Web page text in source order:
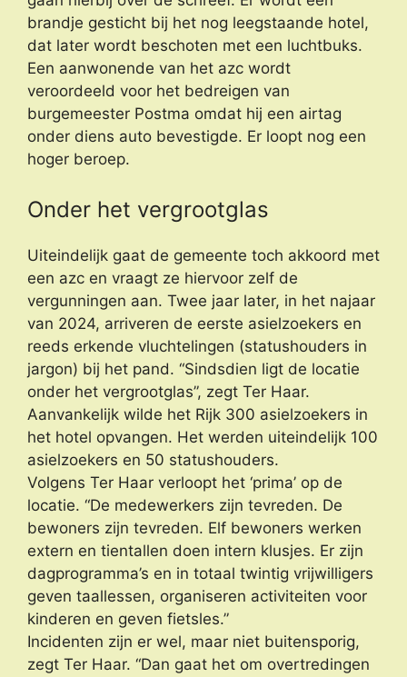
brandje gesticht bij het nog leegstaande hotel,
dat later wordt beschoten met een luchtbuks.
Een aanwonende van het azc wordt
veroordeeld voor het bedreigen van
burgemeester Postma omdat hij een airtag
onder diens auto bevestigde. Er loopt nog een
hoger beroep.
Onder het vergrootglas
Uiteindelijk gaat de gemeente toch akkoord met
een azc en vraagt ze hiervoor zelf de
vergunningen aan. Twee jaar later, in het najaar
van 2024, arriveren de eerste asielzoekers en
reeds erkende vluchtelingen (statushouders in
jargon) bij het pand. “Sindsdien ligt de locatie
onder het vergrootglas”, zegt Ter Haar.
Aanvankelijk wilde het Rijk 300 asielzoekers in
het hotel opvangen. Het werden uiteindelijk 100
asielzoekers en 50 statushouders.
Volgens Ter Haar verloopt het ‘prima’ op de
locatie. “De medewerkers zijn tevreden. De
bewoners zijn tevreden. Elf bewoners werken
extern en tientallen doen intern klusjes. Er zijn
dagprogramma’s en in totaal twintig vrijwilligers
geven taallessen, organiseren activiteiten voor
kinderen en geven fietsles.”
Incidenten zijn er wel, maar niet buitensporig,
zegt Ter Haar. “Dan gaat het om overtredingen